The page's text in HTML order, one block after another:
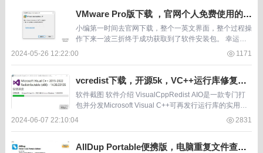
VMware Pro版下载 ，官网个人免费使用的1
7.5.2版
小编第一时间去官网下载，整个一英文界面，整个过程操
作下来一波三折终于成功获取到了软件安装包。 幸运的
是后期安装，使用完全没有问题，比以前更加丝滑。除了
2024-05-26 12:22:00 1171
vcredist下载，开源5k，VC++运行库修复工
具包
软件截图 软件介绍 VisualCppRedist AIO是一款专门打
包并分发Microsoft Visual C++可再发行运行库的实用工
具。它基于@ricktendo64开发的VBCRedist...
2024-06-07 22:10:04 2831
AllDup Portable便携版，电脑重复文件查找